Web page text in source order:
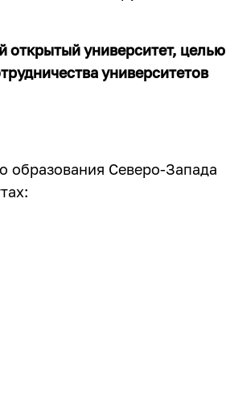
открытый университет, целью
университетов
образования Северо-Запада